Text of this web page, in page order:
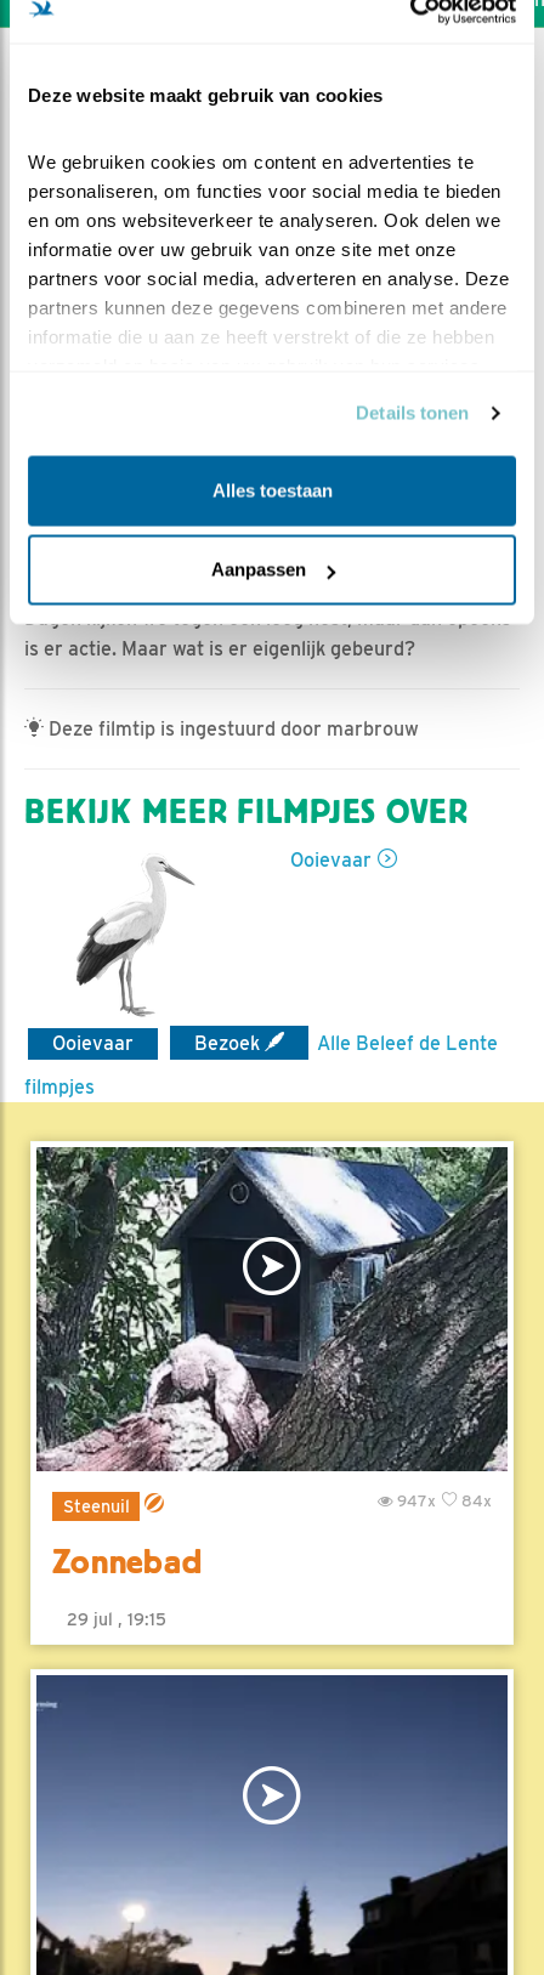
Deze website maakt gebruik van cookies
We gebruiken cookies om content en advertenties te
personaliseren, om functies voor social media te bieden
en om ons websiteverkeer te analyseren. Ook delen we
informatie over uw gebruik van onze site met onze
partners voor social media, adverteren en analyse. Deze
partners kunnen deze gegevens combineren met andere
informatie die u aan ze heeft verstrekt of die ze hebben
Details tonen
Alles toestaan
Aanpassen
Jan-Willem BDL | Geplaatst op 14 april 2025, 8:48 |
Bewaar dit filmpje |
Dagen kijken we tegen een leeg nest, maar dan opeens
is er actie. Maar wat is er eigenlijk gebeurd?
Deze filmtip is ingestuurd door marbrouw
BEKIJK MEER FILMPJES OVER
Ooievaar
Ooievaar Bezoek
Alle Beleef de Lente
filmpjes
Steenuil 84x
947x
Zonnebad
29 jul , 19:15